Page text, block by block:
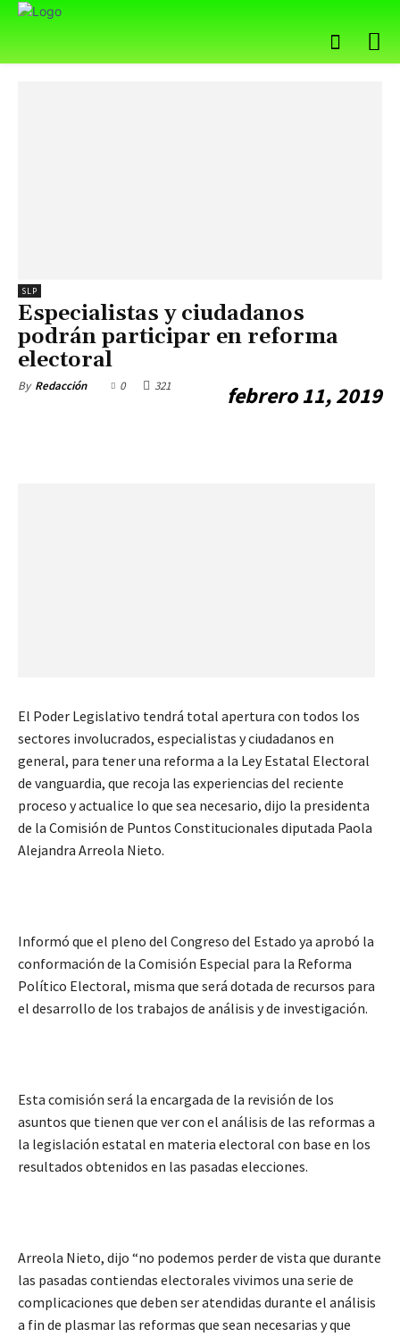
SLP
Especialistas y ciudadanos
podrán participar en reforma
electoral
By Redacción febrero 11, 2019
0 321
El Poder Legislativo tendrá total apertura con todos los
sectores involucrados, especialistas y ciudadanos en
general, para tener una reforma a la Ley Estatal Electoral
de vanguardia, que recoja las experiencias del reciente
proceso y actualice lo que sea necesario, dijo la presidenta
de la Comisión de Puntos Constitucionales diputada Paola
Alejandra Arreola Nieto.
Informó que el pleno del Congreso del Estado ya aprobó la
conformación de la Comisión Especial para la Reforma
Político Electoral, misma que será dotada de recursos para
el desarrollo de los trabajos de análisis y de investigación.
Esta comisión será la encargada de la revisión de los
asuntos que tienen que ver con el análisis de las reformas a
la legislación estatal en materia electoral con base en los
resultados obtenidos en las pasadas elecciones.
Arreola Nieto, dijo “no podemos perder de vista que durante
las pasadas contiendas electorales vivimos una serie de
complicaciones que deben ser atendidas durante el análisis
a fin de plasmar las reformas que sean necesarias y que